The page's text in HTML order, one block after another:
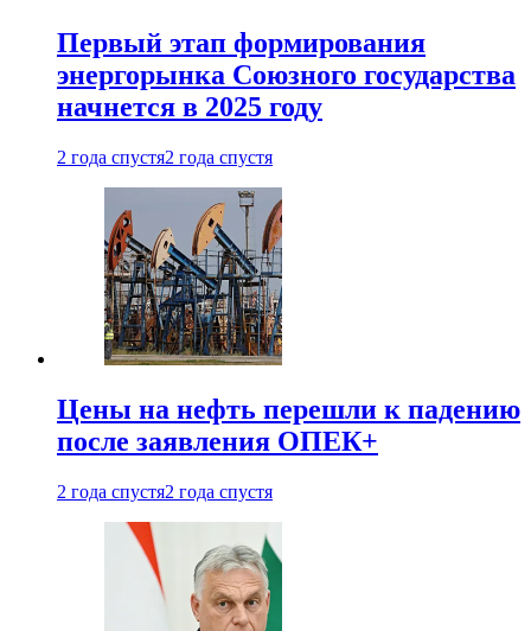
Первый этап формирования
энергорынка Союзного государства
начнется в 2025 году
2 года спустя2 года спустя
Цены на нефть перешли к падению
после заявления ОПЕК+
2 года спустя2 года спустя